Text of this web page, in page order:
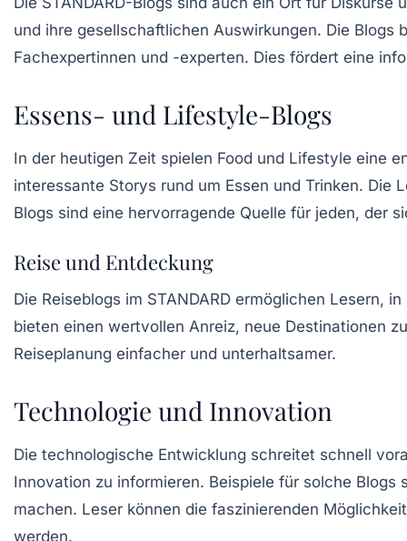
und ihre gesellschaftlichen Auswirkungen. Die
Fachexpertinnen und -experten. Dies fördert eine
Essens- und Lifestyle-Blogs
In der heutigen Zeit spielen Food und Lifestyle eine
interessante Storys rund um Essen und Trinken. Die
Blogs sind eine hervorragende Quelle für jeden, der
Reise und Entdeckung
Die Reiseblogs im STANDARD ermöglichen Lesern,
bieten einen wertvollen Anreiz, neue Destinationen
Reiseplanung einfacher und unterhaltsamer.
Technologie und Innovation
Die technologische Entwicklung schreitet schnell
Innovation zu informieren. Beispiele für solche Blogs
machen. Leser können die faszinierenden
werden.